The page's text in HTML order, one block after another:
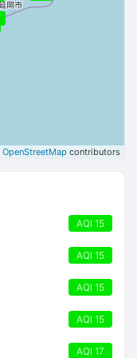
OpenStreetMap contributors
AQI 15
AQI 15
AQI 15
AQI 15
AQI 17